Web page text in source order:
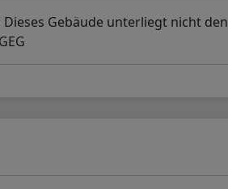
Dieses Gebäude unterliegt nicht den